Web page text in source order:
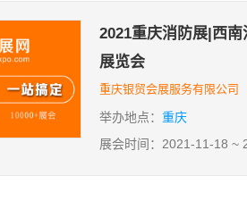
2021重庆消防展|西
展览会
重庆银贸会展服务有限公司
举办地点： 重庆
展会时间：2021-11-18 ~